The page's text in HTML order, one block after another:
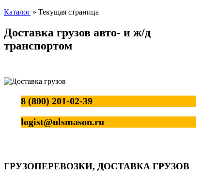
Каталог » Текущая страница
Доставка грузов авто- и ж/д
транспортом
8 (800) 201-02-39
logist@ulsmason.ru
ГРУЗОПЕРЕВОЗКИ, ДОСТАВКА ГРУЗОВ